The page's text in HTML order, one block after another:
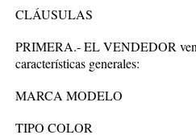
CLÁUSULAS
PRIMERA.- EL VENDEDOR
características generales:
MARCA MODELO
TIPO COLOR